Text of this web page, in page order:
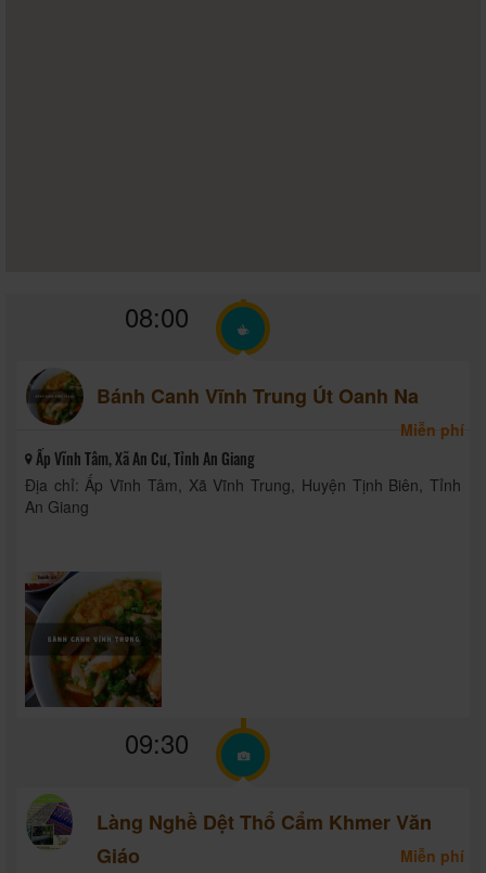
08:00
Bánh Canh Vĩnh Trung Út Oanh Na
Miễn phí
Ấp Vĩnh Tâm, Xã An Cư, Tỉnh An Giang
Địa chỉ: Ấp Vĩnh Tâm, Xã Vĩnh Trung, Huyện Tịnh Biên, Tỉnh
An Giang
09:30
Làng Nghề Dệt Thổ Cẩm Khmer Văn
Giáo
Miễn phí